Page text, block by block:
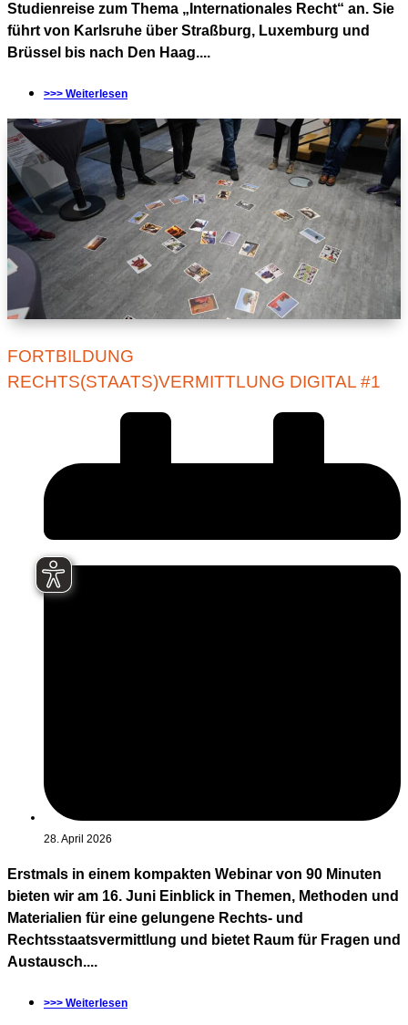
Studienreise zum Thema „Internationales Recht“ an. Sie
führt von Karlsruhe über Straßburg, Luxemburg und
Brüssel bis nach Den Haag....
>>> Weiterlesen
FORTBILDUNG
RECHTS(STAATS)VERMITTLUNG DIGITAL #1
28. April 2026
Erstmals in einem kompakten Webinar von 90 Minuten
bieten wir am 16. Juni Einblick in Themen, Methoden und
Materialien für eine gelungene Rechts- und
Rechtsstaatsvermittlung und bietet Raum für Fragen und
Austausch....
>>> Weiterlesen